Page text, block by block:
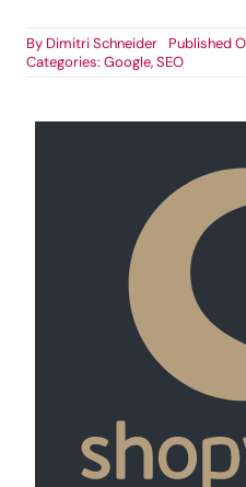
By Dimitri Schneider
Published
Categories:Google,SEO